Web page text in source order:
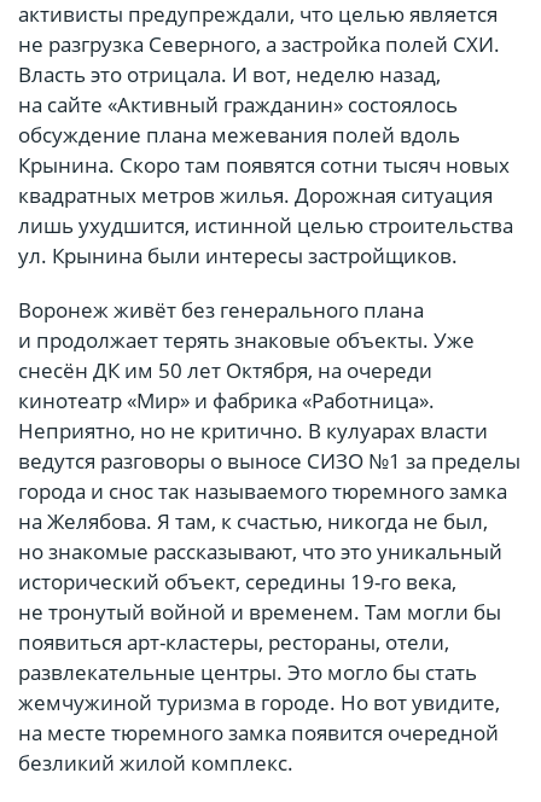
активисты предупреждали, что целью является
не разгрузка Северного, а застройка полей СХИ.
Власть это отрицала. И вот, неделю назад,
на сайте «Активный гражданин» состоялось
обсуждение плана межевания полей вдоль
Крынина. Скоро там появятся сотни тысяч новых
квадратных метров жилья. Дорожная ситуация
лишь ухудшится, истинной целью строительства
ул. Крынина были интересы застройщиков.
Воронеж живёт без генерального плана
и продолжает терять знаковые объекты. Уже
снесён ДК им 50 лет Октября, на очереди
кинотеатр «Мир» и фабрика «Работница».
Неприятно, но не критично. В кулуарах власти
ведутся разговоры о выносе СИЗО №1 за пределы
города и снос так называемого тюремного замка
на Желябова. Я там, к счастью, никогда не был,
но знакомые рассказывают, что это уникальный
исторический объект, середины 19-го века,
не тронутый войной и временем. Там могли бы
появиться арт-кластеры, рестораны, отели,
развлекательные центры. Это могло бы стать
жемчужиной туризма в городе. Но вот увидите,
на месте тюремного замка появится очередной
безликий жилой комплекс.